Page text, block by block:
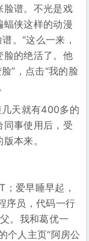
脸谱。不光是戏
蝠侠这样的动漫
。“这么一来，
脸的绝活了。他
”，点击“我的脸
几天就有400多的
同事使用后，受
本来。
；爱早睡早起，
序员，代码一行
。我和葛优一
个人主页“阿房公